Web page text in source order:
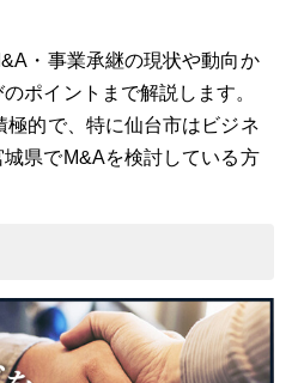
・事業承継の現状や動向か
ポイントまで解説します。
的で、特に仙台市はビジネ
県でM&Aを検討している方
事業承継の動向